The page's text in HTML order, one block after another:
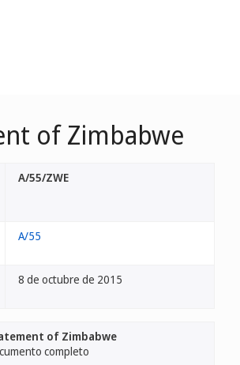
of Zimbabwe
A/55/ZWE
A/55
8 de octubre de 2015
of Zimbabwe
completo